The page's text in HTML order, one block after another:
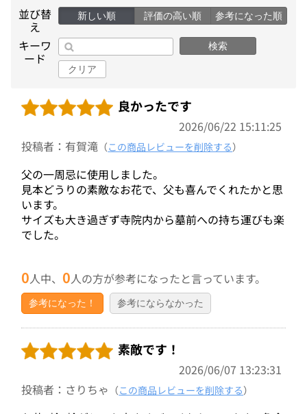
並び替
え
新しい順 評価の高い順 参考になった順
キーワ
ード
検索
クリア
良かったです
2026/06/22 15:11:25
投稿者：有賀滝 （この商品レビューを削除する）
父の一周忌に使用しました。
見本どうりの素敵なお花で、父も喜んでくれたかと思
います。
サイズも大き過ぎず寺院内から墓前への持ち運びも楽
でした。
0人中、0人の方が参考になったと言っています。
参考になった！ 参考にならなかった
素敵です！
2026/06/07 13:23:31
投稿者：さりちゃ （この商品レビューを削除する）